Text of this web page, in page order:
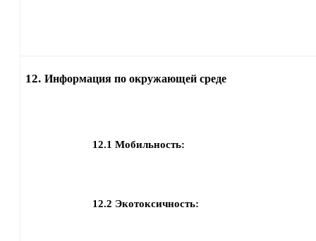
12. Информация по окружающей среде
12.1 Мобильность:
12.2 Экотоксичность: